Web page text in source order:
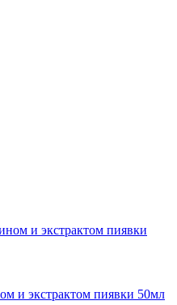
и экстрактом пиявки 50мл